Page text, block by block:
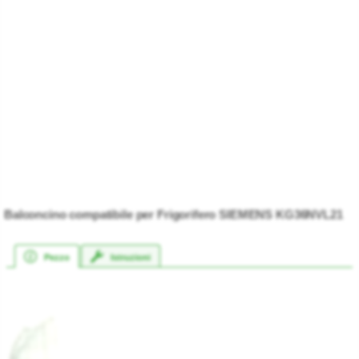
Balconcino compatibile per Frigorifero SIEMENS KG36NVL21
Pezzo Istruzioni